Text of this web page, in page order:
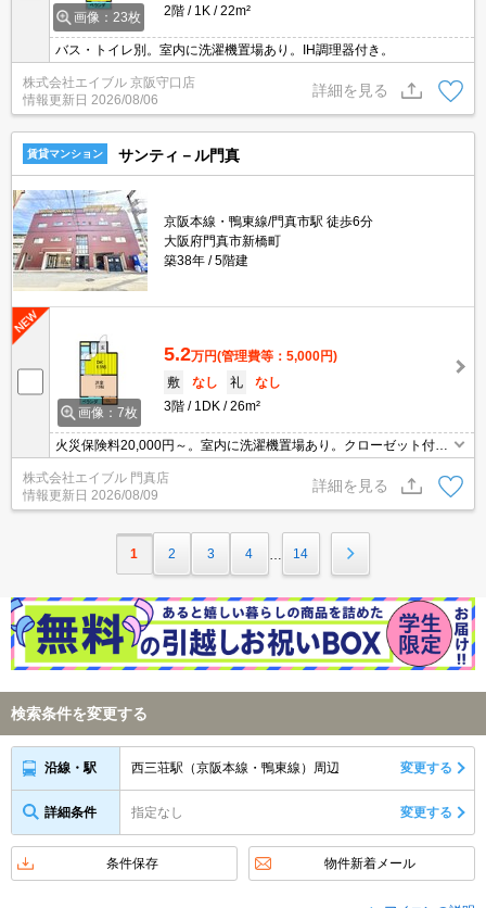
画像：23枚
2階
1K 22m²
バス・トイレ別。室内に洗濯機置場あり。IH調理器付き。
株式会社エイブル 京阪守口店
情報更新日 2026/08/06
詳細を見る
賃貸マンション サンティ－ル門真
京阪本線・鴨東線/門真市駅 徒歩6分
大阪府門真市新橋町
築38年
5階建
画像：7枚
5.2万円(管理費等：5,000円)
敷
なし 礼
なし
3階
1DK 26m²
火災保険料20,000円～。室内に洗濯機置場あり。クローゼット付。
ちょっと広めのお部屋をお探しのあなたへ。
株式会社エイブル 門真店
情報更新日 2026/08/09
詳細を見る
1 2 3 4 14
検索条件を変更する
沿線・駅 西三荘駅（京阪本線・鴨東線）周辺 変更する
詳細条件 指定なし 変更する
条件保存 物件新着メール